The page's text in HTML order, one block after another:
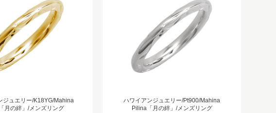
ジュエリー/K18YG/Mahina
月の絆」/メンズリング
ハワイアンジュエリー/Pt900/Mahina
Pilina「月の絆」/メンズリング